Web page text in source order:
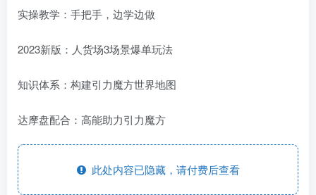
实操教学：手把手，边学边做
2023新版：人货场3场景爆单玩法
知识体系：构建引力魔方世界地图
达摩盘配合：高能助力引力魔方
此处内容已隐藏，请付费后查看